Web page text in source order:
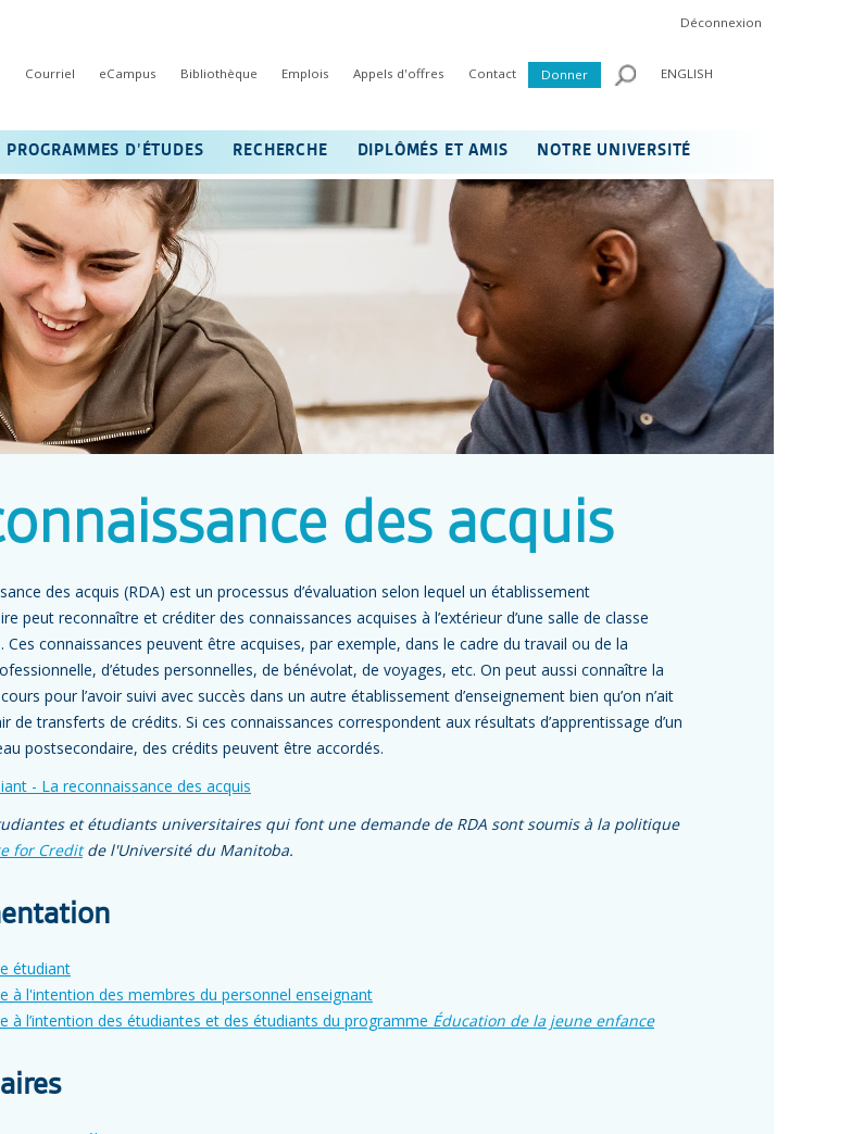
Déconnexion
Courriel eCampus Bibliothèque Emplois Appels d'offres Contact Donner ENGLISH
PROGRAMMES D’ÉTUDES RECHERCHE DIPLÔMÉS ET AMIS NOTRE UNIVERSITÉ
des acquis
des acquis (RDA) est un processus d’évaluation selon lequel un établissement
peut reconnaître et créditer des connaissances acquises à l’extérieur d’une salle de classe
Ces connaissances peuvent être acquises, par exemple, dans le cadre du travail ou de la
d’études personnelles, de bénévolat, de voyages, etc. On peut aussi connaître la
pour l’avoir suivi avec succès dans un autre établissement d’enseignement bien qu’on n’ait
de transferts de crédits. Si ces connaissances correspondent aux résultats d’apprentissage d’un
postsecondaire, des crédits peuvent être accordés.
- La reconnaissance des acquis
et étudiants universitaires qui font une demande de RDA sont soumis à la politique
for Creditde l'Université du Manitoba.
étudiant
à l'intention des membres du personnel enseignant
à l’intention des étudiantes et des étudiants du programme Éducation de la jeune enfance